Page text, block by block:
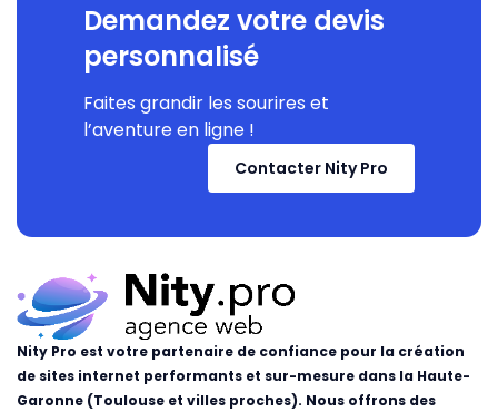
Demandez votre devis
personnalisé
Faites grandir les sourires et
l’aventure en ligne !
Contacter Nity Pro
Nity Pro est votre partenaire de confiance pour la création
de sites internet performants et sur-mesure dans la Haute-
Garonne (Toulouse et villes proches). Nous offrons des